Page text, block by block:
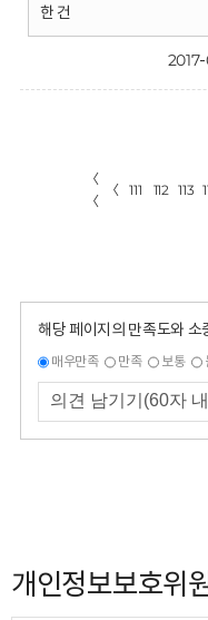
한 건
〈
〈
〈 111 112 113
해당 페이지의 만족도와 소
매우만족 만족 보통
개인정보보호위